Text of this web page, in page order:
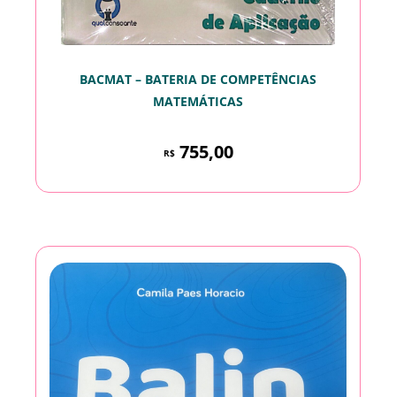
BACMAT – BATERIA DE COMPETÊNCIAS
MATEMÁTICAS
R$755,00